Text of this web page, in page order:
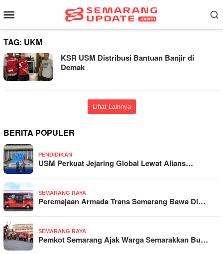
ke
Mobile
TAG: UKM
KSR USM Distribusi Bantuan Banjir di
Demak
Lihat Lainnya
BERITA POPULER
PENDIDIKAN
USM Perkuat Jejaring Global Lewat Alians…
SEMARANG RAYA
Peremajaan Armada Trans Semarang Bawa Di…
SEMARANG RAYA
Pemkot Semarang Ajak Warga Semarakkan Bu…